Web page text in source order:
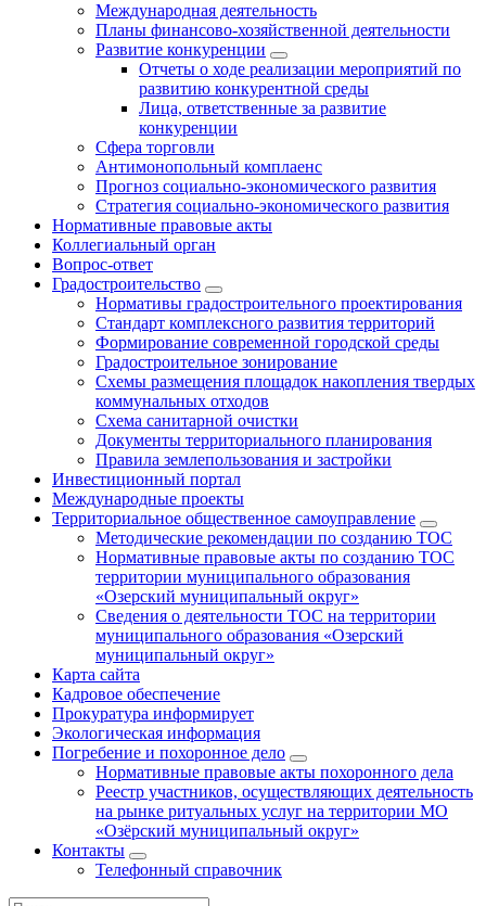
Международная деятельность
Планы финансово-хозяйственной деятельности
Развитие конкуренции
Отчеты о ходе реализации мероприятий по
развитию конкурентной среды
Лица, ответственные за развитие
конкуренции
Сфера торговли
Антимонопольный комплаенс
Прогноз социально-экономического развития
Стратегия социально-экономического развития
Нормативные правовые акты
Коллегиальный орган
Вопрос-ответ
Градостроительство
Нормативы градостроительного проектирования
Стандарт комплексного развития территорий
Формирование современной городской среды
Градостроительное зонирование
Схемы размещения площадок накопления твердых
коммунальных отходов
Схема санитарной очистки
Документы территориального планирования
Правила землепользования и застройки
Инвестиционный портал
Международные проекты
Территориальное общественное самоуправление
Методические рекомендации по созданию ТОС
Нормативные правовые акты по созданию ТОС
территории муниципального образования
«Озерский муниципальный округ»
Сведения о деятельности ТОС на территории
муниципального образования «Озерский
муниципальный округ»
Карта сайта
Кадровое обеспечение
Прокуратура информирует
Экологическая информация
Погребение и похоронное дело
Нормативные правовые акты похоронного дела
Реестр участников, осуществляющих деятельность
на рынке ритуальных услуг на территории МО
«Озёрский муниципальный округ»
Контакты
Телефонный справочник